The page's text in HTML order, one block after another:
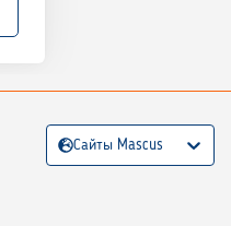
Сайты Mascus